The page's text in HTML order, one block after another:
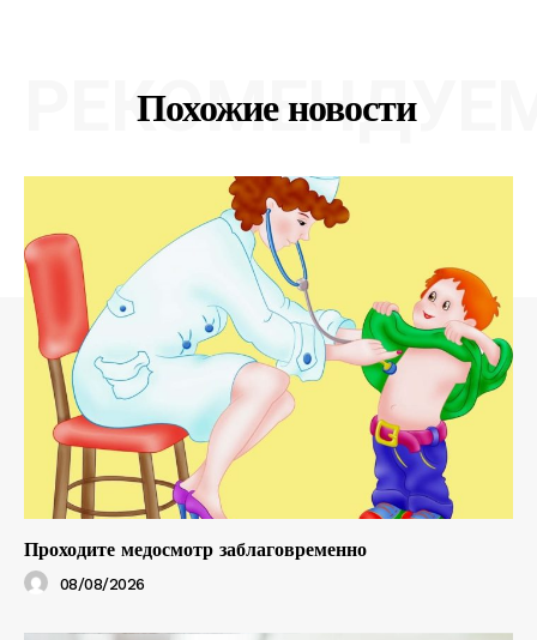
Похожие новости
Проходите медосмотр заблаговременно
08/08/2026